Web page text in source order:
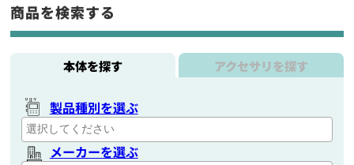
商品を検索する
本体を探す アクセサリを探す
製品種別を選ぶ
メーカーを選ぶ